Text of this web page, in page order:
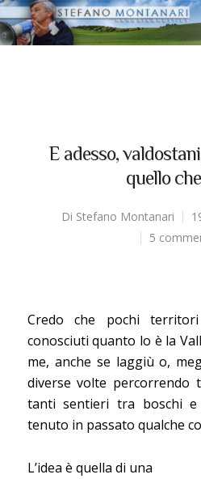
E adesso,
quello
Di Stefano Montanari
5
Credo che pochi
conosciuti quanto lo è la
me, anche se laggiù o,
diverse volte
tanti sentieri tra boschi
tenuto in passato qualche
L’idea è quella di una